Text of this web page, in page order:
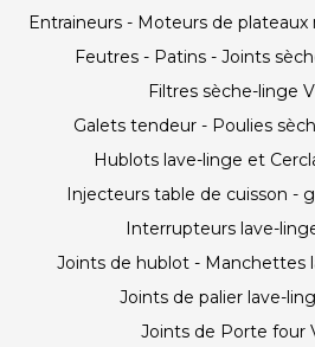
Entraineurs - Moteurs de plateaux
Feutres - Patins - Joints
Filtres sèche-linge
Galets tendeur - Poulies
Hublots lave-linge et
Injecteurs table de cuisson -
Interrupteurs lave-
Joints de hublot - Manchettes
Joints de palier lave-
Joints de Porte four